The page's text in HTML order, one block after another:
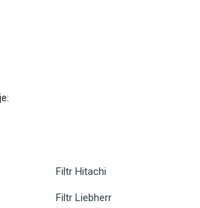
Filtr Hitachi
Filtr Liebherr